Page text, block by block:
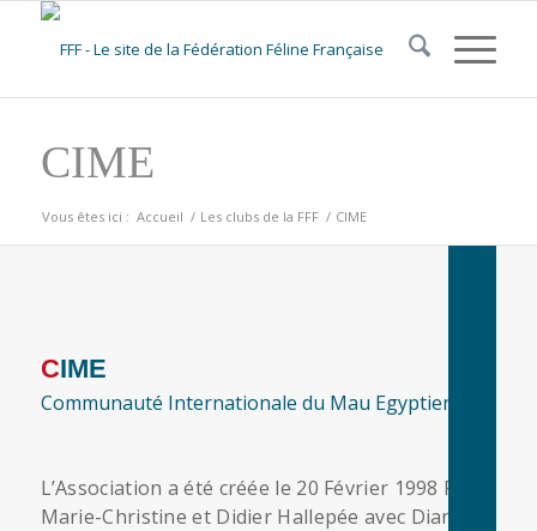
CIME
Vous êtes ici : Accueil / Les clubs de la FFF / CIME
CIME
Communauté Internationale du Mau Egyptien
L’Association a été créée le 20 Février 1998 Par
Marie-Christine et Didier Hallepée avec Dianick